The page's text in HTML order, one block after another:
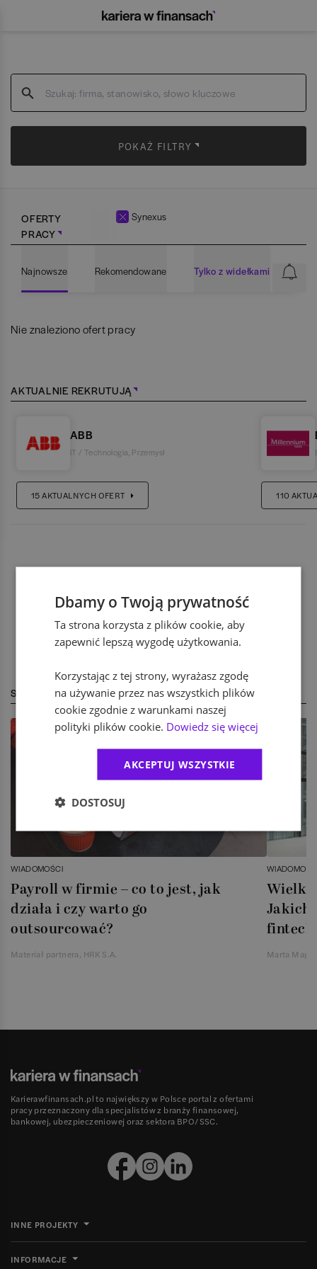
POKAŻ FILTRY
OFERTY
PRACY
Synexus
Najnowsze Rekomendowane Tylko z widełkami
Nie znaleziono ofert pracy
AKTUALNIE REKRUTUJĄ
ABB
IT / Technologia Przemysł
15AKTUALNYCH OFERT 110
STREFA EKSPERTA
WIADOMOŚCI
Payroll w firmie – co to jest, jak
działa i czy warto go
outsourcować?
Materiał partnera, HRK S.A.
Jakich
Marta
Karierawfinansach.pl to największy w Polsce portal z ofertami
pracy przeznaczony dla specjalistów z branży finansowej,
bankowej, ubezpieczeniowej oraz sektora BPO/SSC.
INNE PROJEKTY
INFORMACJE
Dbamy o Twoją prywatność
Ta strona korzysta z plików cookie, aby
zapewnić lepszą wygodę użytkowania.
Korzystając z tej strony, wyrażasz zgodę
na używanie przez nas wszystkich plików
cookie zgodnie z warunkami naszej
polityki plików cookie. Dowiedz się więcej
AKCEPTUJ WSZYSTKIE
DOSTOSUJ